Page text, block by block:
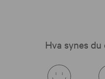
Hva synes du